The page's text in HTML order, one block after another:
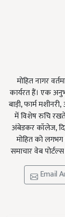
मोहित नागर
कार्यरत हैं। एक
बाड़ी, फार्म
में विशेष रुचि रखते
अंबेडकर कॉलेज,
मोहित को लगभग
समाचार वेब
Email